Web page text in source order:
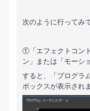
次のように行ってみ
①「エフェクトコン
ン」または「モーシ
すると、「プログラ
ボックスが表示され